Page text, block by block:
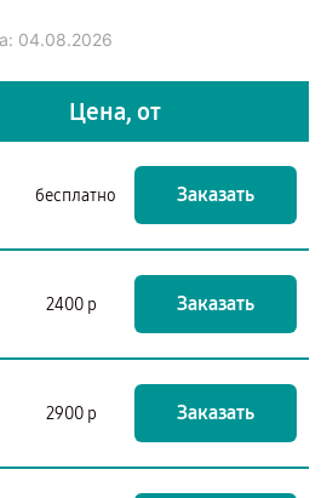
04.08.2026
Цена, от
бесплатно Заказать
2400 р Заказать
2900 р Заказать